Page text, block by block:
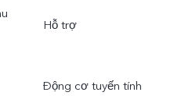
Hỗ trợ
Động cơ tuyến tính